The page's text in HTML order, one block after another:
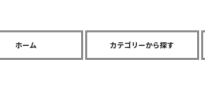
ホーム カテゴリーから探す